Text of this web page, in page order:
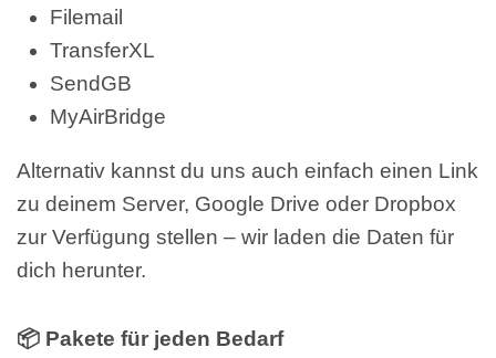
Filemail
TransferXL
SendGB
MyAirBridge
Alternativ kannst du uns auch einfach einen Link
zu deinem Server, Google Drive oder Dropbox
zur Verfügung stellen – wir laden die Daten für
dich herunter.
📦 Pakete für jeden Bedarf